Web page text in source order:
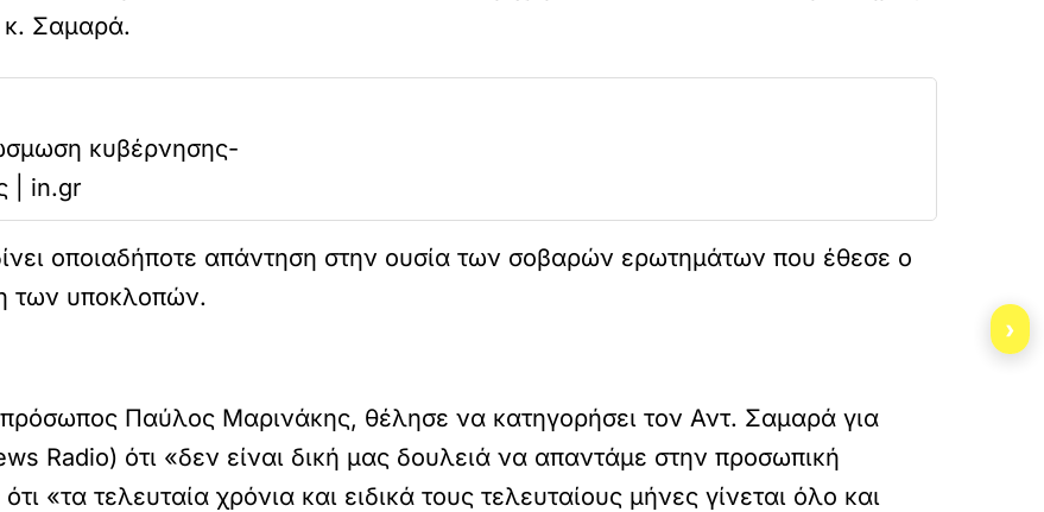
κ. Σαμαρά.
κυβέρνησης-
| in.gr
οποιαδήποτε απάντηση στην ουσία των σοβαρών ερωτημάτων που έθεσε ο
των υποκλοπών.
Παύλος Μαρινάκης, θέλησε να κατηγορήσει τον Αντ. Σαμαρά για
Radio) ότι «δεν είναι δική μας δουλειά να απαντάμε στην προσωπική
«τα τελευταία χρόνια και ειδικά τους τελευταίους μήνες γίνεται όλο και
›